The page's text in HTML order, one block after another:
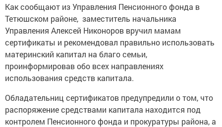
Как сообщают из Управления Пенсионного фонда в
Тетюшском районе, заместитель начальника
Управления Алексей Никоноров вручил мамам
сертификаты и рекомендовал правильно использовать
материнский капитал на благо семьи,
проинформировав обо всех направлениях
использования средств капитала.
Обладательниц сертификатов предупредили о том, что
распоряжение средствами капитала находится под
контролем Пенсионного фонда и прокуратуры района, а